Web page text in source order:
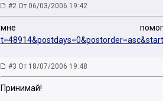
#2 От 06/03/2006 19:42
мне
#3 От 18/07/2006 19:48
Принимай!